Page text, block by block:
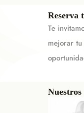
Reserva
Te
mejorar tu